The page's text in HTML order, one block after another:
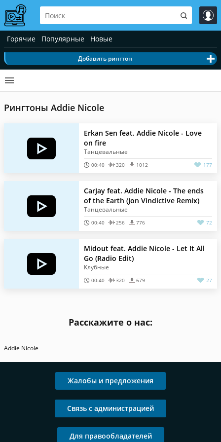
Горячие Популярные Новые
Добавить рингтон
Рингтоны Addie Nicole
Erkan Sen feat. Addie Nicole - Love
on fire
Танцевальные
00:40 320 1012 177
CarJay feat. Addie Nicole - The ends
of the Earth (Jon Vindictive Remix)
Танцевальные
00:40 256 776 72
Midout feat. Addie Nicole - Let It All
Go (Radio Edit)
Клубные
00:40 320 679 27
Расскажите о нас:
Addie Nicole
Жалобы и предложения
Связь с администрацией
Для правообладателей